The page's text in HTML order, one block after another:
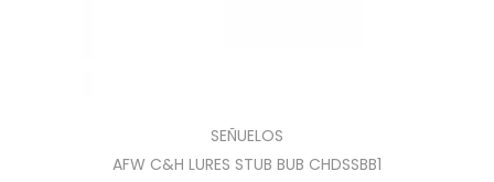
SEÑUELOS
AFW C&H LURES STUB BUB CHDSSBB1